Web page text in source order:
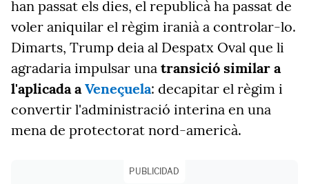
han passat els dies, el republicà ha passat de
voler aniquilar el règim iranià a controlar-lo.
Dimarts, Trump deia al Despatx Oval que li
agradaria impulsar una transició similar a
l'aplicada aVeneçuela: decapitar el règim i
convertir l'administració interina en una
mena de protectorat nord-americà.
PUBLICIDAD